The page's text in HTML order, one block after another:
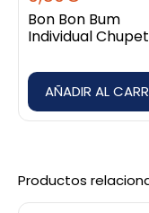
Bon Bon Bum
Individual
AÑADIR AL
Productos